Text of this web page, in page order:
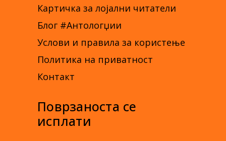
Картичка за лојални читатели
Блог #Антологџии
Услови и правила за користење
Политика на приватност
Контакт
Поврзаноста се
исплати